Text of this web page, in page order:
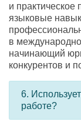
и
языковые
в
начинающий
конкурентов и
6.
работе?